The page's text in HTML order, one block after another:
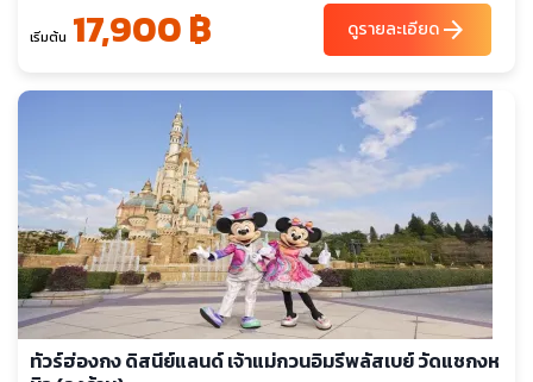
เริ่มต้น 17,900 ฿ ดูรายละเอียดarrow_forward
ทัวร์ฮ่องกง ดิสนีย์แลนด์ เจ้าแม่กวนอิมรีพลัสเบย์ วัดแชกงห